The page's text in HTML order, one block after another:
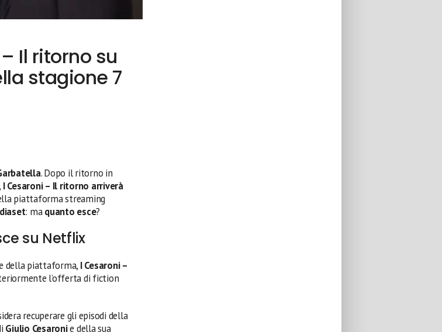
Il ritorno su
stagione 7
. Dopo il ritorno in
I Cesaroni – Il ritorno arriverà
piattaforma streaming
: maquanto esce?
su Netflix
della piattaforma, I Cesaroni –
l’offerta di fiction
recuperare gli episodi della
Giulio Cesaronie della sua